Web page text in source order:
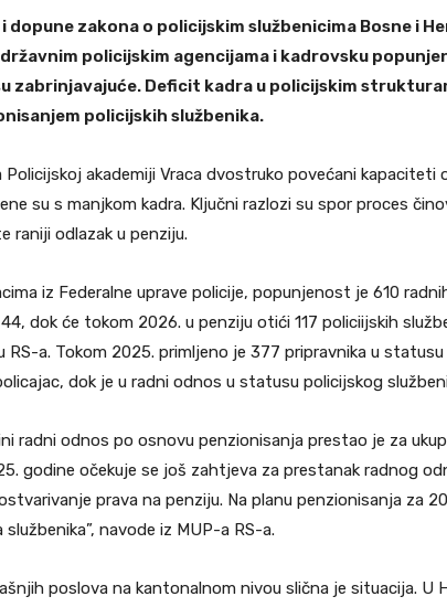
dopune zakona o policijskim službenicima Bosne i
policijskim agencijama i kadrovsku
zabrinjavajuće. Deficit kadra u policijskim
policijskih službenika.
akademiji Vraca dvostruko povećani kapaciteti
su s manjkom kadra. Ključni razlozi su spor proces
raniji odlazak u penziju.
iz Federalne uprave policije, popunjenost je 610
dok će tokom 2026. u penziju otići 117 policiijskih
RS-a. Tokom 2025. primljeno je 377 pripravnika u
dok je u radni odnos u statusu policijskog
radni odnos po osnovu penzionisanja prestao je za
godine očekuje se još zahtjeva za prestanak radnog
prava na penziju. Na planu penzionisanja za
navode iz MUP-a RS-a.
poslova na kantonalnom nivou slična je situacija. U